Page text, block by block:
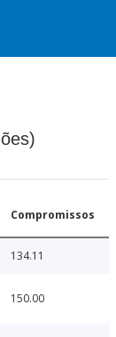
Compromissos
134.11
150.00